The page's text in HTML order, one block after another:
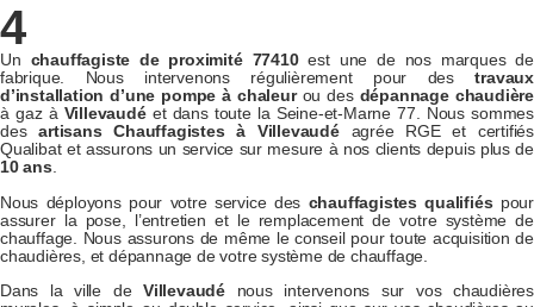
4
Un chauffagiste de proximité 77410est une de nos marques de
fabrique. Nous intervenons régulièrement pour destravaux
d’installation d’une pompe à chaleurou des dépannage chaudière
à gaz à Villevaudéet dans toute la Seine-et-Marne 77. Nous sommes
desartisans Chauffagistes à Villevaudéagrée RGE et certifiés
Qualibat et assurons un service sur mesure à nos clients depuis plus de
10 ans.
Nous déployons pour votre service des chauffagistes qualifiés pour
assurer la pose, l’entretien et le remplacement de votre système de
chauffage. Nous assurons de même le conseil pour toute acquisition de
chaudières, et dépannage de votre système de chauffage.
Dans la ville de Villevaudénous intervenons sur vos chaudières